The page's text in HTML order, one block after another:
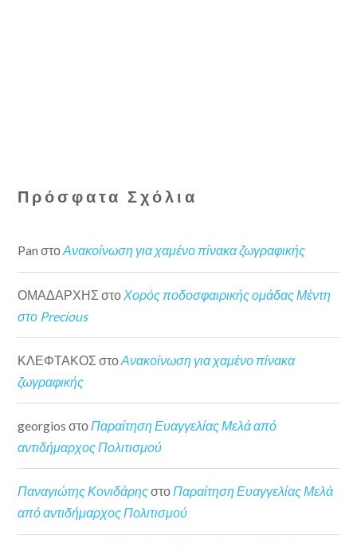
Πρόσφατα Σχόλια
Pan στοΑνακοίνωση για χαμένο πίνακα ζωγραφικής
ΟΜΑΔΑΡΧΗΣ στο Χορός ποδοσφαιρικής ομάδας Μέντη
στο Precious
ΚΛΕΦΤΑΚΟΣ στοΑνακοίνωση για χαμένο πίνακα
ζωγραφικής
georgios στοΠαραίτηση Ευαγγελίας Μελά από
αντιδήμαρχος Πολιτισμού
Παναγιώτης ΚονιδάρηςστοΠαραίτηση Ευαγγελίας Μελά
από αντιδήμαρχος Πολιτισμού